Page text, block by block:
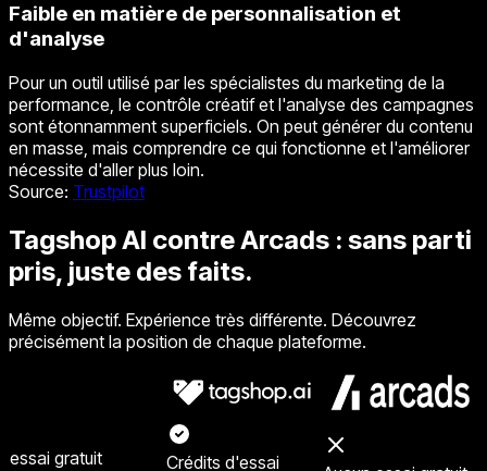
Faible en matière de personnalisation et
d'analyse
Pour un outil utilisé par les spécialistes du marketing de la
performance, le contrôle créatif et l'analyse des campagnes
sont étonnamment superficiels. On peut générer du contenu
en masse, mais comprendre ce qui fonctionne et l'améliorer
nécessite d'aller plus loin.
Source: Trustpilot
Tagshop AI contre Arcads : sans parti
pris, juste des faits.
Même objectif. Expérience très différente. Découvrez
précisément la position de chaque plateforme.
essai gratuit Crédits d'essai